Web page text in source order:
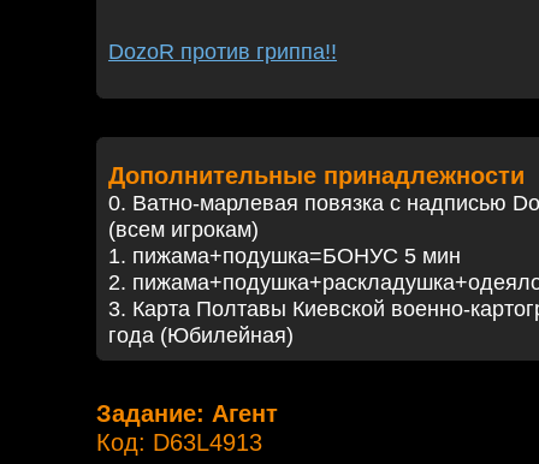
DozoR против гриппа!!
Дополнительные принадлежности
0. Ватно-марлевая повязка с надписью
(всем игрокам)
1. пижама+подушка=БОНУС 5 мин
2.
3. Карта Полтавы Киевской военно-
года (Юбилейная)
Задание: Агент
Код: D63L4913